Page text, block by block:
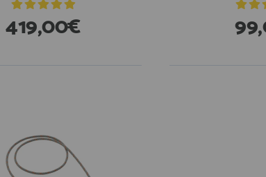
419,00€